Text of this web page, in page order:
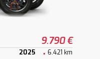
9.790 €
2025 6.421 km